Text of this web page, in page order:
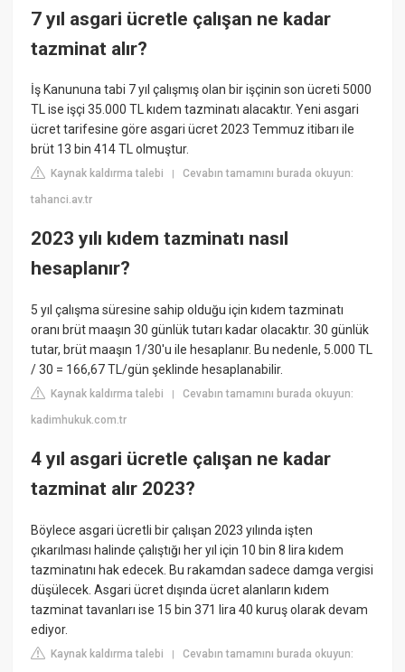
7 yıl asgari ücretle çalışan ne kadar
tazminat alır?
İş Kanununa tabi 7 yıl çalışmış olan bir işçinin son ücreti 5000
TL ise işçi 35.000 TL kıdem tazminatı alacaktır. Yeni asgari
ücret tarifesine göre asgari ücret 2023 Temmuz itibarı ile
brüt 13 bin 414 TL olmuştur.
Kaynak kaldırma talebi |Cevabın tamamını burada okuyun:
tahanci.av.tr
2023 yılı kıdem tazminatı nasıl
hesaplanır?
5 yıl çalışma süresine sahip olduğu için kıdem tazminatı
oranı brüt maaşın 30 günlük tutarı kadar olacaktır. 30 günlük
tutar, brüt maaşın 1/30'u ile hesaplanır. Bu nedenle, 5.000 TL
/ 30 = 166,67 TL/gün şeklinde hesaplanabilir.
Kaynak kaldırma talebi |Cevabın tamamını burada okuyun:
kadimhukuk.com.tr
4 yıl asgari ücretle çalışan ne kadar
tazminat alır 2023?
Böylece asgari ücretli bir çalışan 2023 yılında işten
çıkarılması halinde çalıştığı her yıl için 10 bin 8 lira kıdem
tazminatını hak edecek. Bu rakamdan sadece damga vergisi
düşülecek. Asgari ücret dışında ücret alanların kıdem
tazminat tavanları ise 15 bin 371 lira 40 kuruş olarak devam
ediyor.
Kaynak kaldırma talebi |Cevabın tamamını burada okuyun: